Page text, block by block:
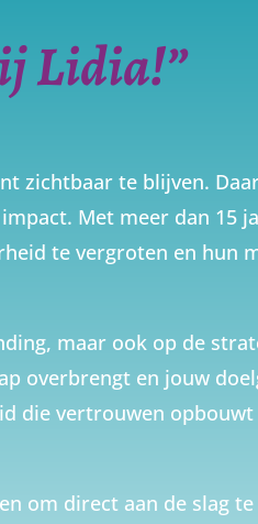
Lidia!”
zichtbaar te blijven.
Met meer dan 15
te vergroten en hun
maar ook op de
overbrengt en jouw
die vertrouwen
om direct aan de slag te